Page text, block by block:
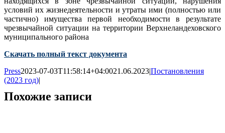
условий их жизнедеятельности и утраты ими (полностью или
частично) имущества первой необходимости в результате
чрезвычайной ситуации на территории Верхнеландеховского
муниципального района
Скачать полный текст документа
Press2023-07-03T11:58:14+04:0021.06.2023|Постановления
(2023 год)|
Похожие записи